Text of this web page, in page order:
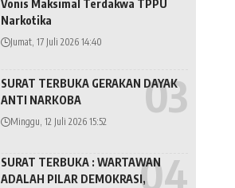
Vonis Maksimal Terdakwa TPPU
Narkotika
Jumat, 17 Juli 2026 14:40
SURAT TERBUKA GERAKAN DAYAK
ANTI NARKOBA
Minggu, 12 Juli 2026 15:52
SURAT TERBUKA : WARTAWAN
ADALAH PILAR DEMOKRASI,